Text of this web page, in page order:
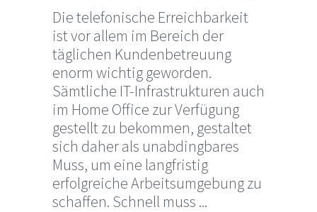
Die telefonische Erreichbarkeit
ist vor allem im Bereich der
täglichen Kundenbetreuung
enorm wichtig geworden.
Sämtliche IT-Infrastrukturen auch
im Home Office zur Verfügung
gestellt zu bekommen, gestaltet
sich daher als unabdingbares
Muss, um eine langfristig
erfolgreiche Arbeitsumgebung zu
schaffen. Schnell muss